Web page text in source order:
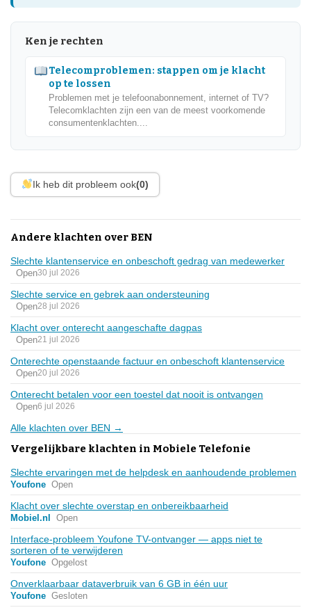
Ken je rechten
Telecomproblemen: stappen om je klacht
op te lossen
Problemen met je telefoonabonnement, internet of TV?
Telecomklachten zijn een van de meest voorkomende
consumentenklachten....
Ik heb dit probleem ook(0)
Andere klachten over BEN
Slechte klantenservice en onbeschoft gedrag van medewerker
Open30 jul 2026
Slechte service en gebrek aan ondersteuning
Open28 jul 2026
Klacht over onterecht aangeschafte dagpas
Open21 jul 2026
Onterechte openstaande factuur en onbeschoft klantenservice
Open20 jul 2026
Onterecht betalen voor een toestel dat nooit is ontvangen
Open6 jul 2026
Alle klachten over BEN →
Vergelijkbare klachten in Mobiele Telefonie
Slechte ervaringen met de helpdesk en aanhoudende problemen
Youfone Open
Klacht over slechte overstap en onbereikbaarheid
Mobiel.nl Open
Interface-probleem Youfone TV-ontvanger — apps niet te
sorteren of te verwijderen
Youfone Opgelost
Onverklaarbaar dataverbruik van 6 GB in één uur
Youfone Gesloten